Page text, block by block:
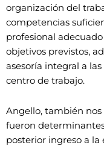
organización del
competencias
profesional
objetivos previstos,
asesoría integral a
centro de trabajo.
Angello, también
fueron
posterior ingreso a